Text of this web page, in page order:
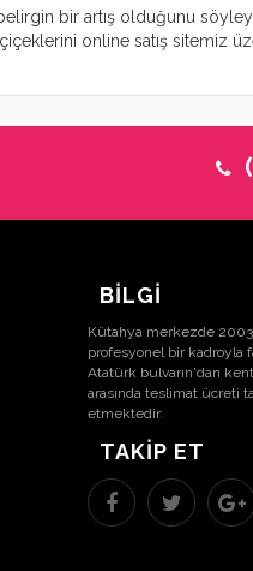
bir artış olduğunu
online satış sitemiz
BİLGİ
Kütahya merkezde 2003
profesyonel bir kadroyla
Atatürk bulvarın'dan
arasında teslimat ücreti
etmektedir.
TAKIP ET